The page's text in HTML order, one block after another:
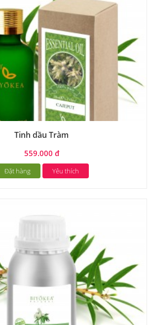
Tinh dầu Tràm
559.000 đ
Đặt hàng Yêu thích